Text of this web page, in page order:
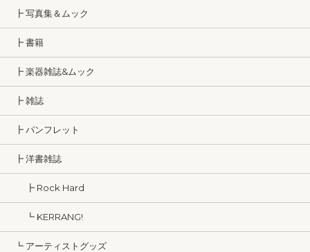
┣ 写真集＆ムック
┣ 書籍
┣ 楽器雑誌&ムック
┣ 雑誌
┣ パンフレット
┣ 洋書雑誌
┣ Rock Hard
┗ KERRANG!
┗ アーティストグッズ